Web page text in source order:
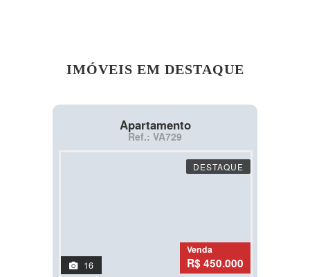
IMÓVEIS EM DESTAQUE
Apartamento
Ref.: VA729
DESTAQUE
16
Venda
R$ 450.000